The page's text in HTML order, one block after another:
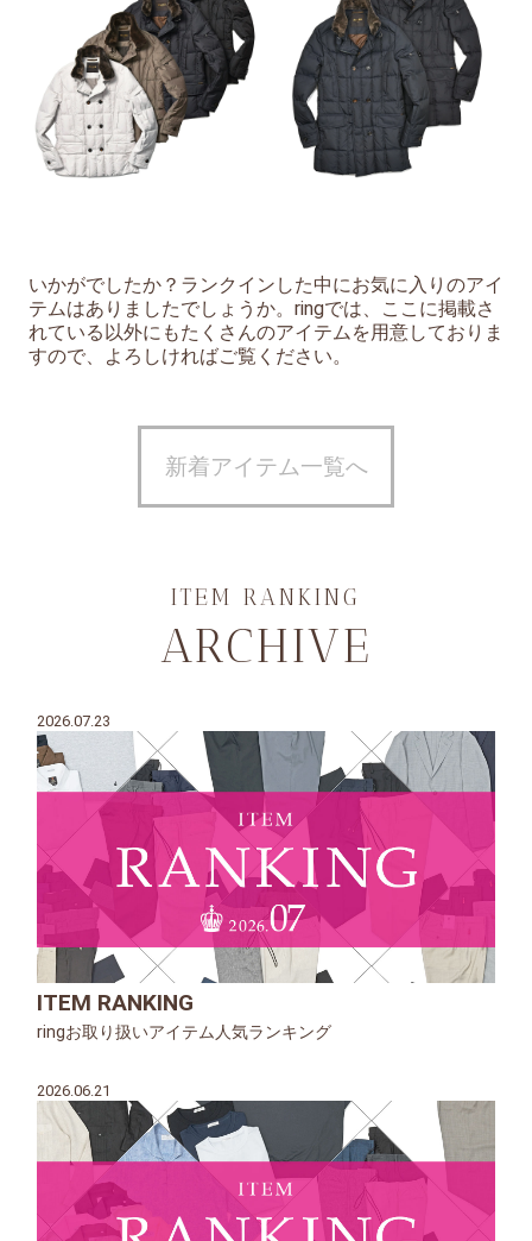
いかがでしたか？ランクインした中にお気に入りのアイ
テムはありましたでしょうか。ringでは、ここに掲載さ
れている以外にもたくさんのアイテムを用意しておりま
すので、よろしければご覧ください。
新着アイテム一覧へ
ITEM RANKING
ARCHIVE
2026.07.23
ITEM RANKING
ringお取り扱いアイテム人気ランキング
2026.06.21